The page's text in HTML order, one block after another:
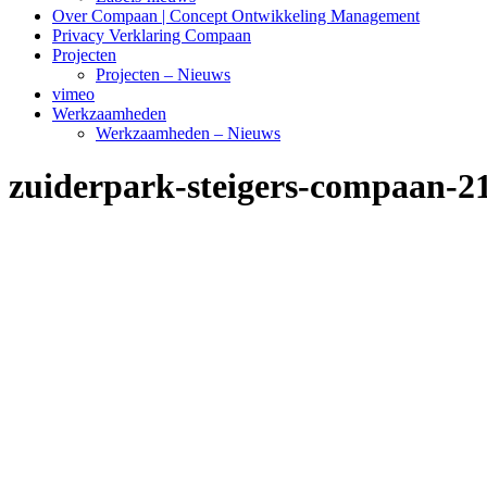
Over Compaan | Concept Ontwikkeling Management
Privacy Verklaring Compaan
Projecten
Projecten – Nieuws
vimeo
Werkzaamheden
Werkzaamheden – Nieuws
zuiderpark-steigers-compaan-